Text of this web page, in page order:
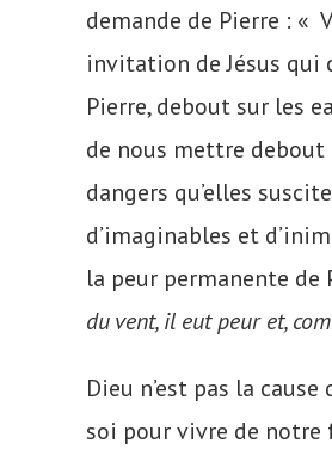
demande de Pierre : «
invitation de Jésus qui
Pierre, debout sur les
de nous mettre
dangers qu’elles
d’imaginables et
la peur permanente de
du vent, il eut peur et,
Dieu n’est pas la
soi pour vivre de notre